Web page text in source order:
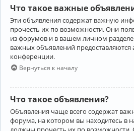
Что такое важные
Эти объявления содержат важную
прочесть их по возможности. Они
из форумов и в вашем личном
важных объявлений
конференции.
Вернуться к началу
Что такое объявления?
Объявления чаще всего содержат
форума, на котором вы находитесь в